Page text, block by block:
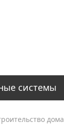
системы